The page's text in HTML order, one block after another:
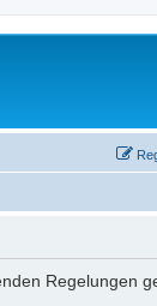
Regelungen